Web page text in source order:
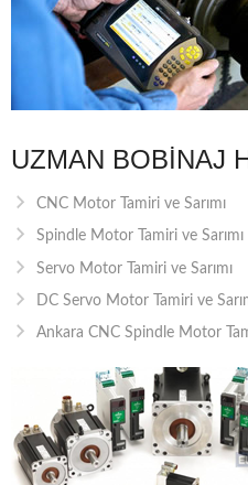
UZMAN BOBINAJ
CNC Motor Tamiri ve Sarımı
Spindle Motor Tamiri ve Sarımı
Servo Motor Tamiri ve Sarımı
DC Servo Motor Tamiri ve
Ankara CNC Spindle Motor